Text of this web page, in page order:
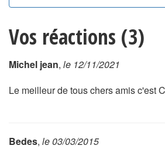
Vos réactions (3)
Michel jean, le 12/11/2021
Le meilleur de tous chers amis c'est
Bedes, le 03/03/2015